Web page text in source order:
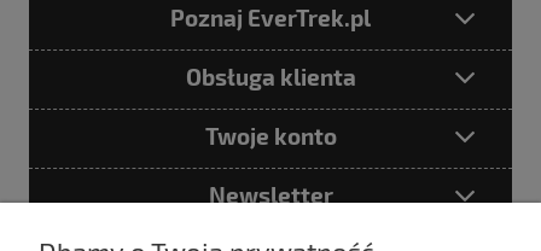
Poznaj EverTrek.pl
Obsługa klienta
Twoje konto
Newsletter